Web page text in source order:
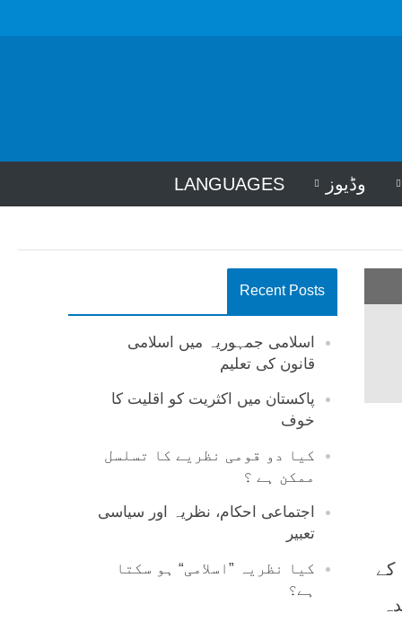
وڈیوز LANGUAGES
Recent Posts
اسلامی جمہوریہ میں اسلامی
قانون کی تعلیم
پاکستان میں اکثریت کو اقلیت کا
خوف
کیا دو قومی نظریے کا تسلسل
ممکن ہے ؟
اجتماعی احکام، نظریہ اور سیاسی
تعبیر
کیا نظریہ ”اسلامی“ ہو سکتا
ہے؟
کے